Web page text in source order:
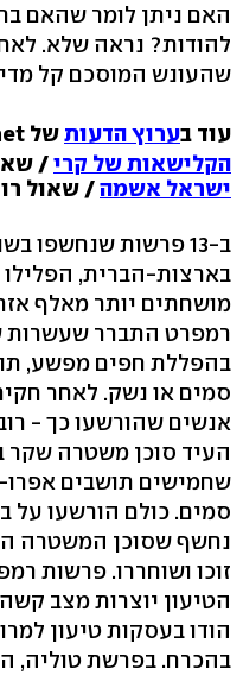
האם ניתן לומר שהאם
להודות? נראה שלא.
שהעונש המוסכם קל
עוד בערוץ הדעותשל ynet:
הקלישאות של קרי/
ישראל אשמה/ שאול
ב-13 פרשות שנחשפו
בארצות-הברית,
מושחתים יותר מאלף
רמפרט התברר שעשרות
בהפללת חפים מפשע,
אנשים שהורשעו כך -
העיד סוכן משטרה שקר
שחמישים תושבים אפרו-
סמים. כולם הורשעו על
נחשף שסוכן המשטרה
זוכו ושוחררו. פרשות
הודו בעסקות טיעון
בהכרח. בפרשת טוליה,